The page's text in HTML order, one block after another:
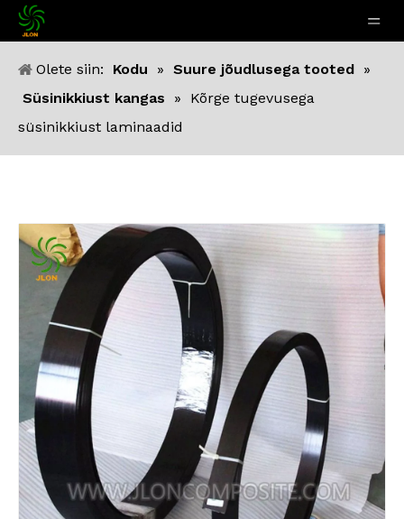
Olete siin: Kodu » Suure jõudlusega tooted »
Süsinikkiust kangas
»
Kõrge tugevusega
süsinikkiust laminaadid